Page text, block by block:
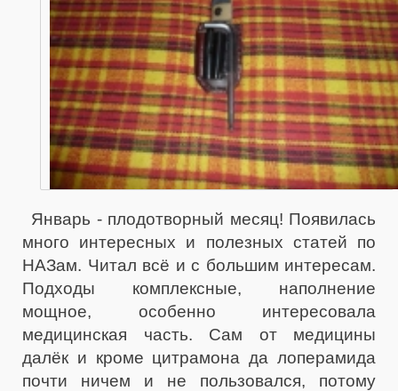
Январь - плодотворный месяц! Появилась
много интересных и полезных статей по
НАЗам. Читал всё и с большим интересам.
Подходы комплексные, наполнение
мощное, особенно интересовала
медицинская часть. Сам от медицины
далёк и кроме цитрамона да лоперамида
почти ничем и не пользовался, потому